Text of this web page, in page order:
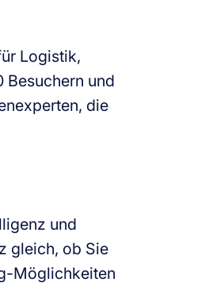
Logistik,
Besuchern und
die
und
gleich, ob Sie
Möglichkeiten